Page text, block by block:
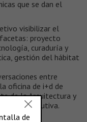
que se dan el
visibilizar el
proyecto
curaduría y
gestión del hábitat
entre
oficina de i+d de
de la Arquitectura y
consecutiva.